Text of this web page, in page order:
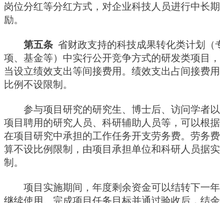
岗位分红等分红方式，对企业科技人员进行中长
励。
第五条 省财政支持的科技成果转化类计划（
项、基金等）中实行公开竞争方式的研发类项目
当设立绩效支出等间接费用。绩效支出占间接费
比例不设限制。
参与项目研究的研究生、博士后、访问学者
项目聘用的研究人员、科研辅助人员等，可以根
在项目研究中承担的工作任务开支劳务费。劳务
算不设比例限制，由项目承担单位和科研人员据
制。
项目实施期间，年度剩余资金可以结转下一
继续使用。完成项目任务目标并通过验收后，结